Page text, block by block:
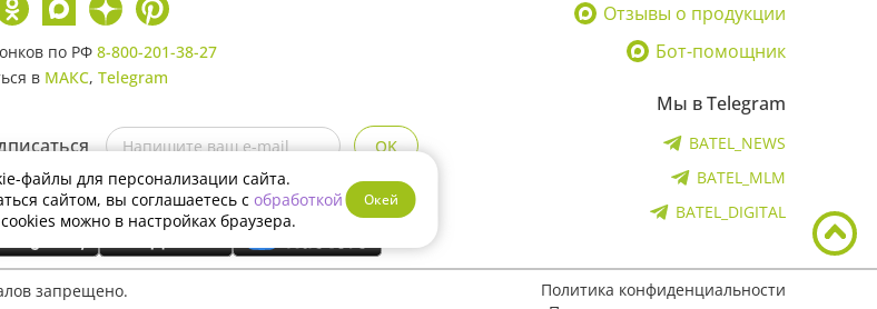
по РФ 8-800-201-38-27
в МАКС, Telegram
OK
мобильное приложение
Отзывы о продукции
Бот-помощник
Мы в Telegram
BATEL_NEWS
BATEL_MLM
BATEL_DIGITAL
запрещено.
Политика конфиденциальности
файлы для персонализации сайта.
сайтом, вы соглашаетесь с обработкой
можно в настройках браузера.
Окей